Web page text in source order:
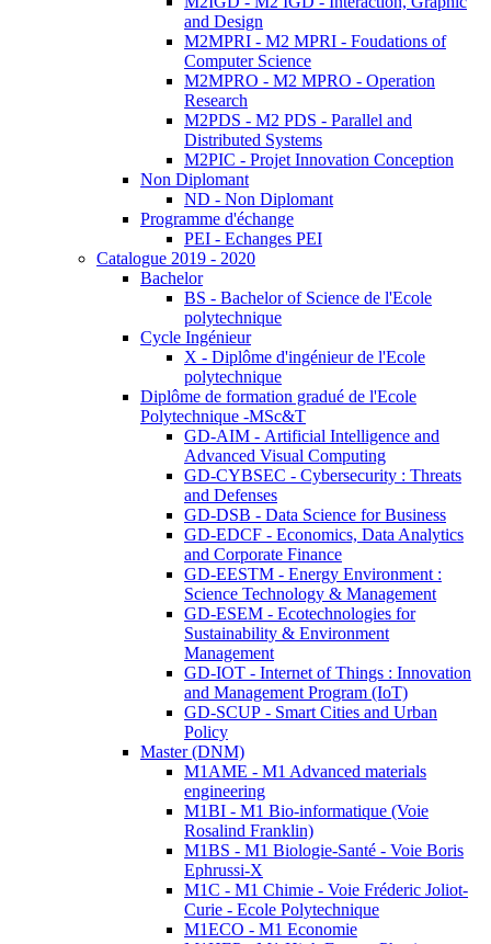
and Design
M2MPRI - M2 MPRI - Foudations of
Computer Science
M2MPRO - M2 MPRO - Operation
Research
M2PDS - M2 PDS - Parallel and
Distributed Systems
M2PIC - Projet Innovation Conception
Non Diplomant
ND - Non Diplomant
Programme d'échange
PEI - Echanges PEI
Catalogue 2019 - 2020
Bachelor
BS - Bachelor of Science de l'Ecole
polytechnique
Cycle Ingénieur
X - Diplôme d'ingénieur de l'Ecole
polytechnique
Diplôme de formation gradué de l'Ecole
Polytechnique -MSc&T
GD-AIM - Artificial Intelligence and
Advanced Visual Computing
GD-CYBSEC - Cybersecurity : Threats
and Defenses
GD-DSB - Data Science for Business
GD-EDCF - Economics, Data Analytics
and Corporate Finance
GD-EESTM - Energy Environment :
Science Technology & Management
GD-ESEM - Ecotechnologies for
Sustainability & Environment
Management
GD-IOT - Internet of Things : Innovation
and Management Program (IoT)
GD-SCUP - Smart Cities and Urban
Policy
Master (DNM)
M1AME - M1 Advanced materials
engineering
M1BI - M1 Bio-informatique (Voie
Rosalind Franklin)
M1BS - M1 Biologie-Santé - Voie Boris
Ephrussi-X
M1C - M1 Chimie - Voie Fréderic Joliot-
Curie - Ecole Polytechnique
M1ECO - M1 Economie